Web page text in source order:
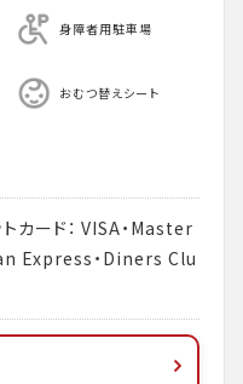
身障者用駐車場
おむつ替えシート
カード： VISA・Master
Express・Diners Clu